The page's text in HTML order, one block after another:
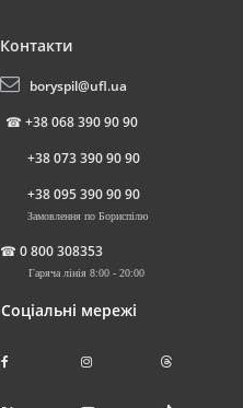
Контакти
boryspil@ufl.ua
☎ +38 068 390 90 90
+38 073 390 90 90
+38 095 390 90 90
Замовлення по Бориспілю
☎ 0 800 308353
Гаряча лінія 8:00 - 20:00
Соціальні мережі